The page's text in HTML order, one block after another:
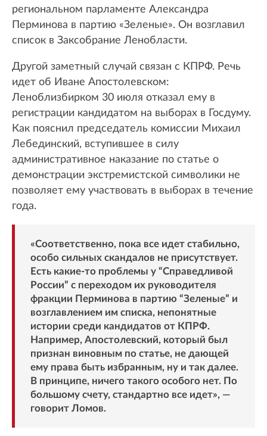
региональном парламенте Александра
Перминова в партию «Зеленые». Он возглавил
список в Заксобрание Ленобласти.
Другой заметный случай связан с КПРФ. Речь
идет об Иване Апостолевском:
Леноблизбирком 30 июля отказал ему в
регистрации кандидатом на выборах в Госдуму.
Как пояснил председатель комиссии Михаил
Лебединский, вступившее в силу
административное наказание по статье о
демонстрации экстремистской символики не
позволяет ему участвовать в выборах в течение
года.
«Соответственно, пока все идет стабильно,
особо сильных скандалов не присутствует.
Есть какие-то проблемы у “Справедливой
России” с переходом их руководителя
фракции Перминова в партию “Зеленые” и
возглавлением им списка, непонятные
истории среди кандидатов от КПРФ.
Например, Апостолевский, который был
признан виновным по статье, не дающей
ему права быть избранным, ну и так далее.
В принципе, ничего такого особого нет. По
большому счету, стандартно все идет», —
говорит Ломов.